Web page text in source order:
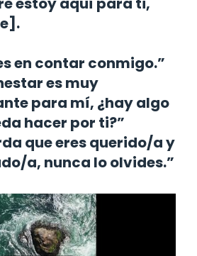
en contar conmigo.”
es muy
para mí, ¿hay algo
hacer por ti?”
que eres querido/a y
a, nunca lo olvides.”